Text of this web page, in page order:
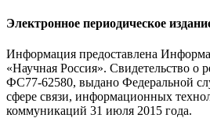
Электронное периодическое
Информация предоставлена
«Научная Россия». Свидетельство
ФС77-62580, выдано Федеральной
сфере связи, информационных
коммуникаций 31 июля 2015 года.